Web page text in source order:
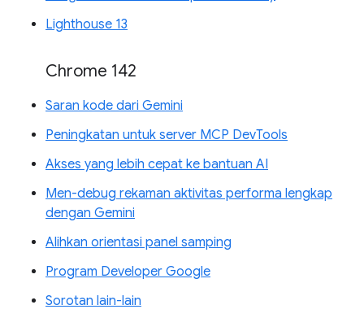
Lighthouse 13
Chrome 142
Saran kode dari Gemini
Peningkatan untuk server MCP DevTools
Akses yang lebih cepat ke bantuan AI
Men-debug rekaman aktivitas performa lengkap
dengan Gemini
Alihkan orientasi panel samping
Program Developer Google
Sorotan lain-lain